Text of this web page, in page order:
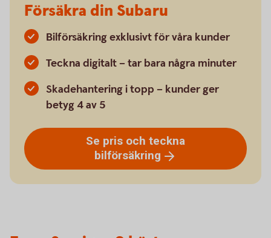
Försäkra din Subaru
Bilförsäkring exklusivt för våra kunder
Teckna digitalt – tar bara några minuter
Skadehantering i topp – kunder ger
betyg 4 av 5
Se pris och teckna
bilförsäkring